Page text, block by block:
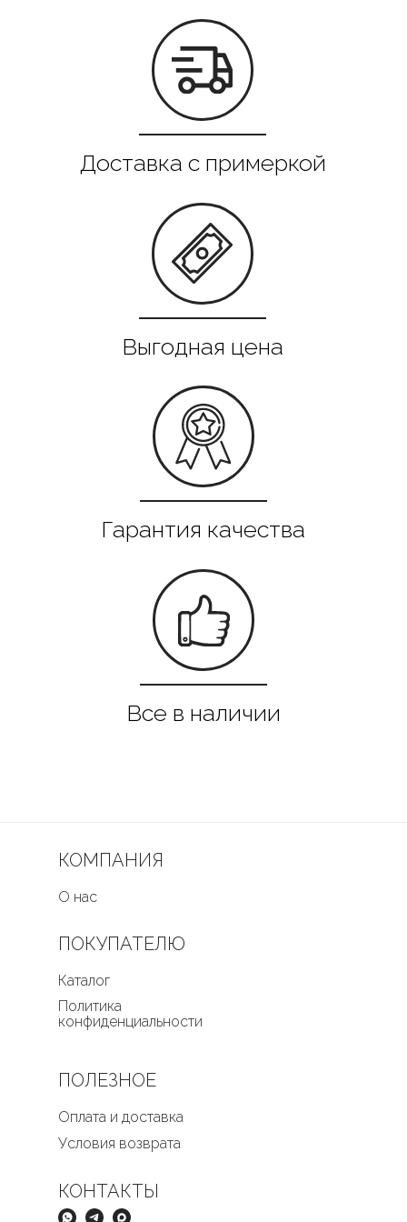
Все в наличии
КОМПАНИЯ
О нас
ПОЛЕЗНОЕ
Оплата и доставка
Условия возврата
ПОКУПАТЕЛЮ
Каталог
Политика
конфиденциальности
КОНТАКТЫ